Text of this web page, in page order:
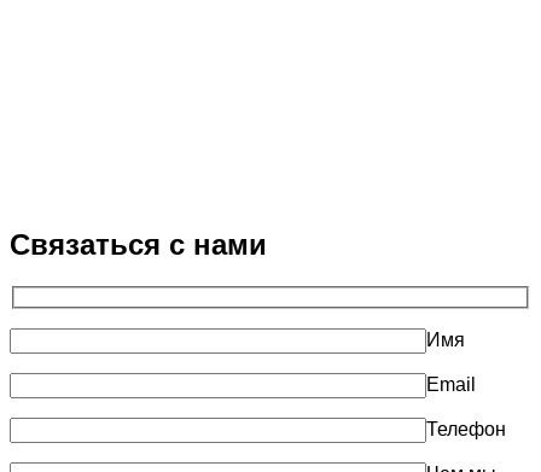
Связаться с нами
Имя
Email
Телефон